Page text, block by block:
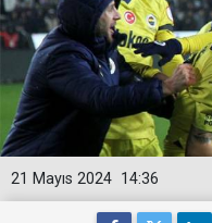
14:36
21 Mayıs 2024